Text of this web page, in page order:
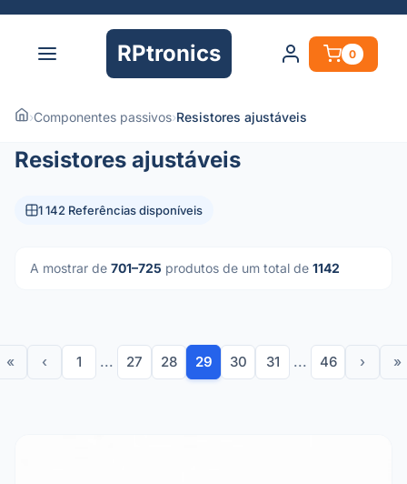
RPtronics 0
›Componentes passivos›Resistores ajustáveis
Resistores ajustáveis
1 142 Referências disponíveis
A mostrar de 701–725 produtos de um total de 1142
« ‹ 1 ... 27 28 29 30 31 ... 46 › »